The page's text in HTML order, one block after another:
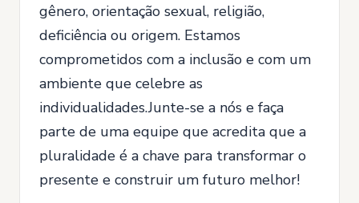
gênero, orientação sexual, religião,
deficiência ou origem. Estamos
comprometidos com a inclusão e com um
ambiente que celebre as
individualidades.Junte-se a nós e faça
parte de uma equipe que acredita que a
pluralidade é a chave para transformar o
presente e construir um futuro melhor!